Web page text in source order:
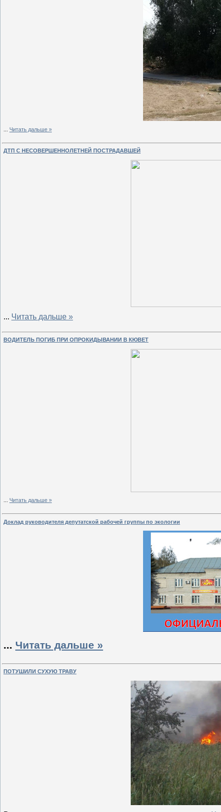
Читать дальше »
ДТП С НЕСОВЕРШЕННОЛЕТНЕЙ ПОСТРАДАВШЕЙ
... Читать дальше »
ВОДИТЕЛЬ ПОГИБ ПРИ ОПРОКИДЫВАНИИ В КЮВЕТ
Читать дальше »
Доклад руководителя депутатской рабочей группы по экологии
... Читать дальше »
ПОТУШИЛИ СУХУЮ ТРАВУ